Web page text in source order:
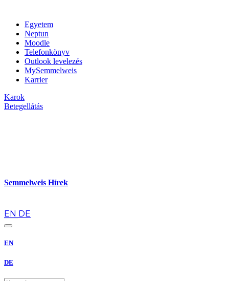
Egyetem
Neptun
Moodle
Telefonkönyv
Outlook levelezés
MySemmelweis
Karrier
Karok
Betegellátás
Semmelweis Hírek
EN DE
EN
DE